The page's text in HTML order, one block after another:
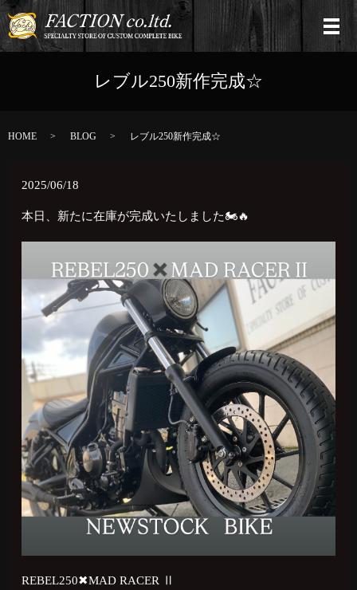
レブル250新作完成☆
HOME BLOG レブル250新作完成☆
2025/06/18
本日、新たに在庫が完成いたしました🏍🔥
REBEL250✖︎MAD RACER Ⅱ